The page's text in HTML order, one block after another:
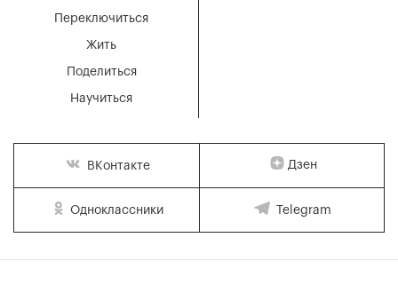
Переключиться
Жить
Поделиться
Научиться
ВКонтакте Дзен
Одноклассники Telegram